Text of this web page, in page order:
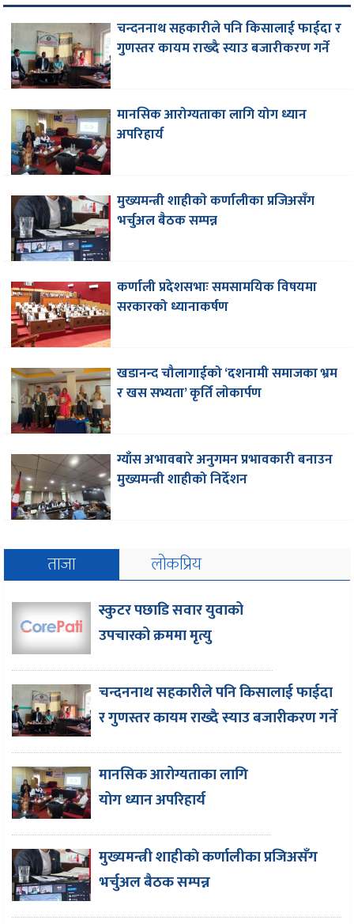
चन्दननाथ सहकारीले पनि किसालाई फाईदा र
गुणस्तर कायम राख्दै स्याउ बजारीकरण गर्ने
मानसिक आरोग्यताका लागि योग ध्यान
अपरिहार्य
मुख्यमन्त्री शाहीकाे कर्णालीका प्रजिअसँग
भर्चुअल बैठक सम्पन्न
कर्णाली प्रदेशसभाः समसामयिक विषयमा
सरकारको ध्यानाकर्षण
खडानन्द चौलागाईको ‘दशनामी समाजका भ्रम
र खस सभ्यता’ कृर्ति लाेकार्पण
ग्याँस अभावबारे अनुगमन प्रभावकारी बनाउन
मुख्यमन्त्री शाहीको निर्देशन
ताजा लोकप्रिय
स्कुटर पछाडि सवार युवाको
उपचारको क्रममा मृत्यु
चन्दननाथ सहकारीले पनि किसालाई फाईदा
र गुणस्तर कायम राख्दै स्याउ बजारीकरण गर्ने
मानसिक आरोग्यताका लागि
योग ध्यान अपरिहार्य
मुख्यमन्त्री शाहीकाे कर्णालीका प्रजिअसँग
भर्चुअल बैठक सम्पन्न